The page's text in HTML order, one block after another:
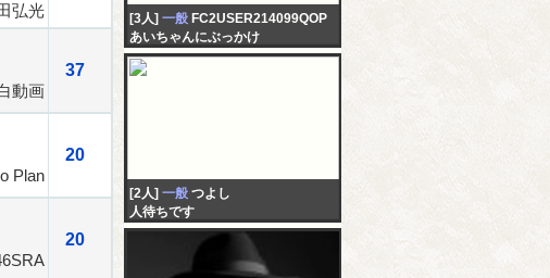
弘光
37
動画
20
Plan
20
[3人] 一般 FC2USER214099QOP
あいちゃんにぶっかけ
[2人] 一般 つよし
人待ちです